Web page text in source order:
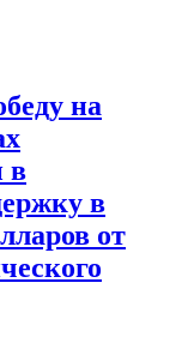
на
в
в
от